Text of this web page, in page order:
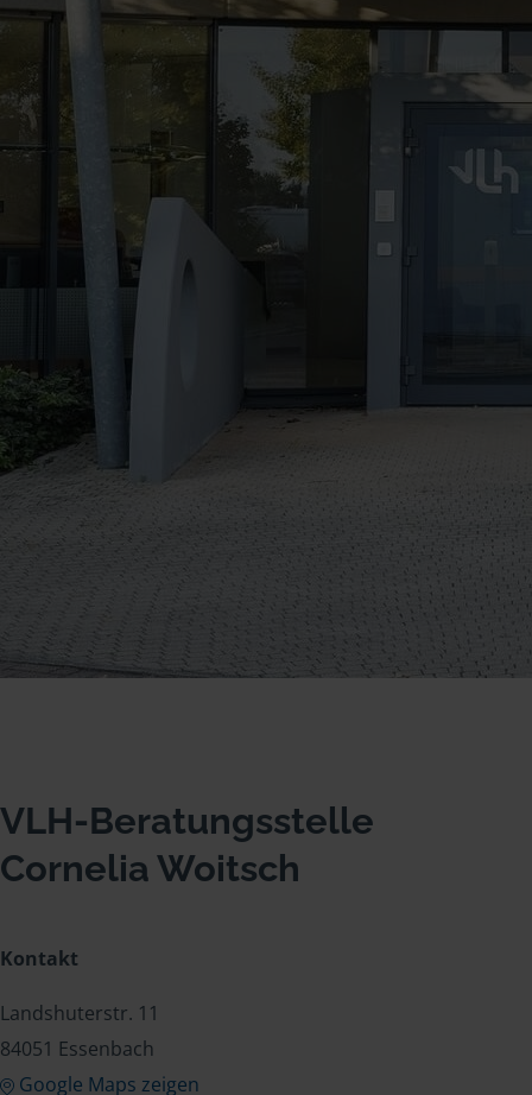
VLH-Beratungsstelle
Cornelia Woitsch
Kontakt
Landshuterstr. 11
84051 Essenbach
Google Maps zeigen